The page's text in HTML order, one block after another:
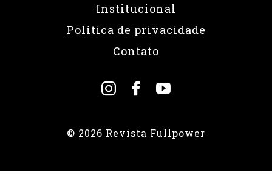
Institucional
Política de privacidade
Contato
© 2026 Revista Fullpower